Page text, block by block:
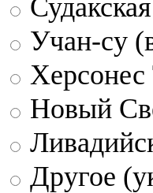
Учан-су
Херсонес
Новый
Другое